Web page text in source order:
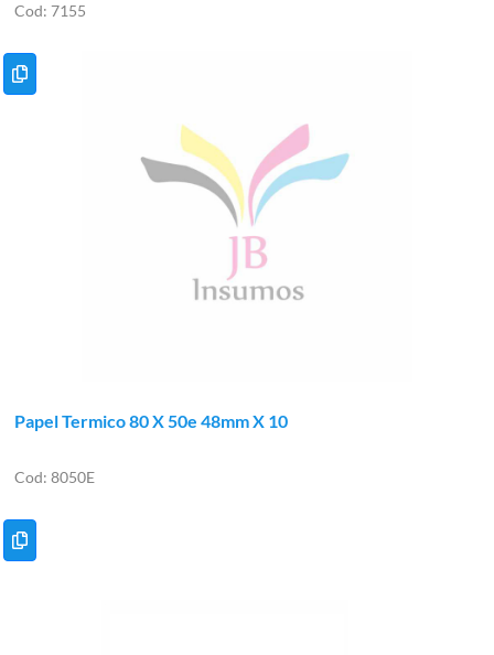
7155
Papel Termico 80 X 50e 48mm X 10
8050E